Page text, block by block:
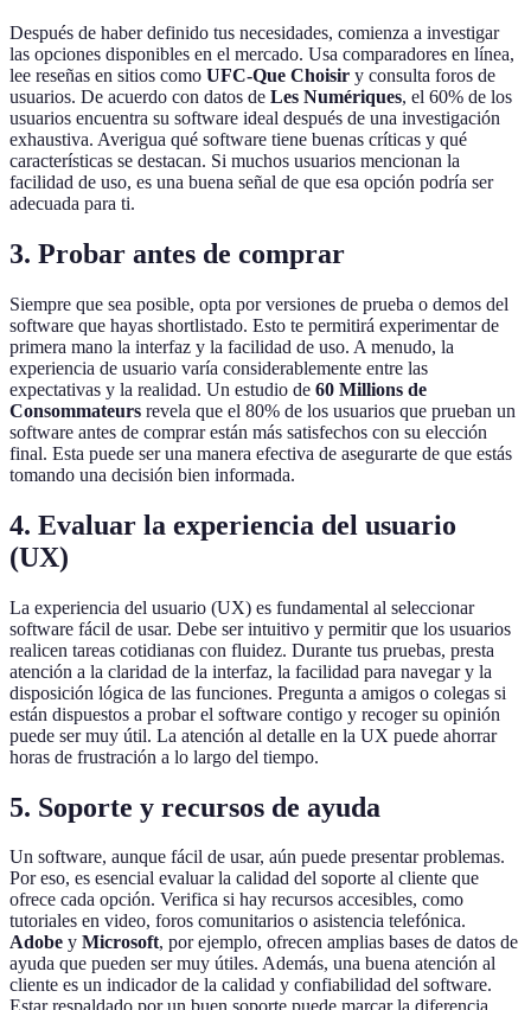
Después de haber definido tus necesidades, comienza a investigar
las opciones disponibles en el mercado. Usa comparadores en línea,
lee reseñas en sitios como UFC-Que Choisir y consulta foros de
usuarios. De acuerdo con datos de Les Numériques, el 60% de los
usuarios encuentra su software ideal después de una investigación
exhaustiva. Averigua qué software tiene buenas críticas y qué
características se destacan. Si muchos usuarios mencionan la
facilidad de uso, es una buena señal de que esa opción podría ser
adecuada para ti.
3. Probar antes de comprar
Siempre que sea posible, opta por versiones de prueba o demos del
software que hayas shortlistado. Esto te permitirá experimentar de
primera mano la interfaz y la facilidad de uso. A menudo, la
experiencia de usuario varía considerablemente entre las
expectativas y la realidad. Un estudio de 60 Millions de
Consommateurs revela que el 80% de los usuarios que prueban un
software antes de comprar están más satisfechos con su elección
final. Esta puede ser una manera efectiva de asegurarte de que estás
tomando una decisión bien informada.
4. Evaluar la experiencia del usuario
(UX)
La experiencia del usuario (UX) es fundamental al seleccionar
software fácil de usar. Debe ser intuitivo y permitir que los usuarios
realicen tareas cotidianas con fluidez. Durante tus pruebas, presta
atención a la claridad de la interfaz, la facilidad para navegar y la
disposición lógica de las funciones. Pregunta a amigos o colegas si
están dispuestos a probar el software contigo y recoger su opinión
puede ser muy útil. La atención al detalle en la UX puede ahorrar
horas de frustración a lo largo del tiempo.
5. Soporte y recursos de ayuda
Un software, aunque fácil de usar, aún puede presentar problemas.
Por eso, es esencial evaluar la calidad del soporte al cliente que
ofrece cada opción. Verifica si hay recursos accesibles, como
tutoriales en video, foros comunitarios o asistencia telefónica.
Adobe y Microsoft, por ejemplo, ofrecen amplias bases de datos de
ayuda que pueden ser muy útiles. Además, una buena atención al
cliente es un indicador de la calidad y confiabilidad del software.